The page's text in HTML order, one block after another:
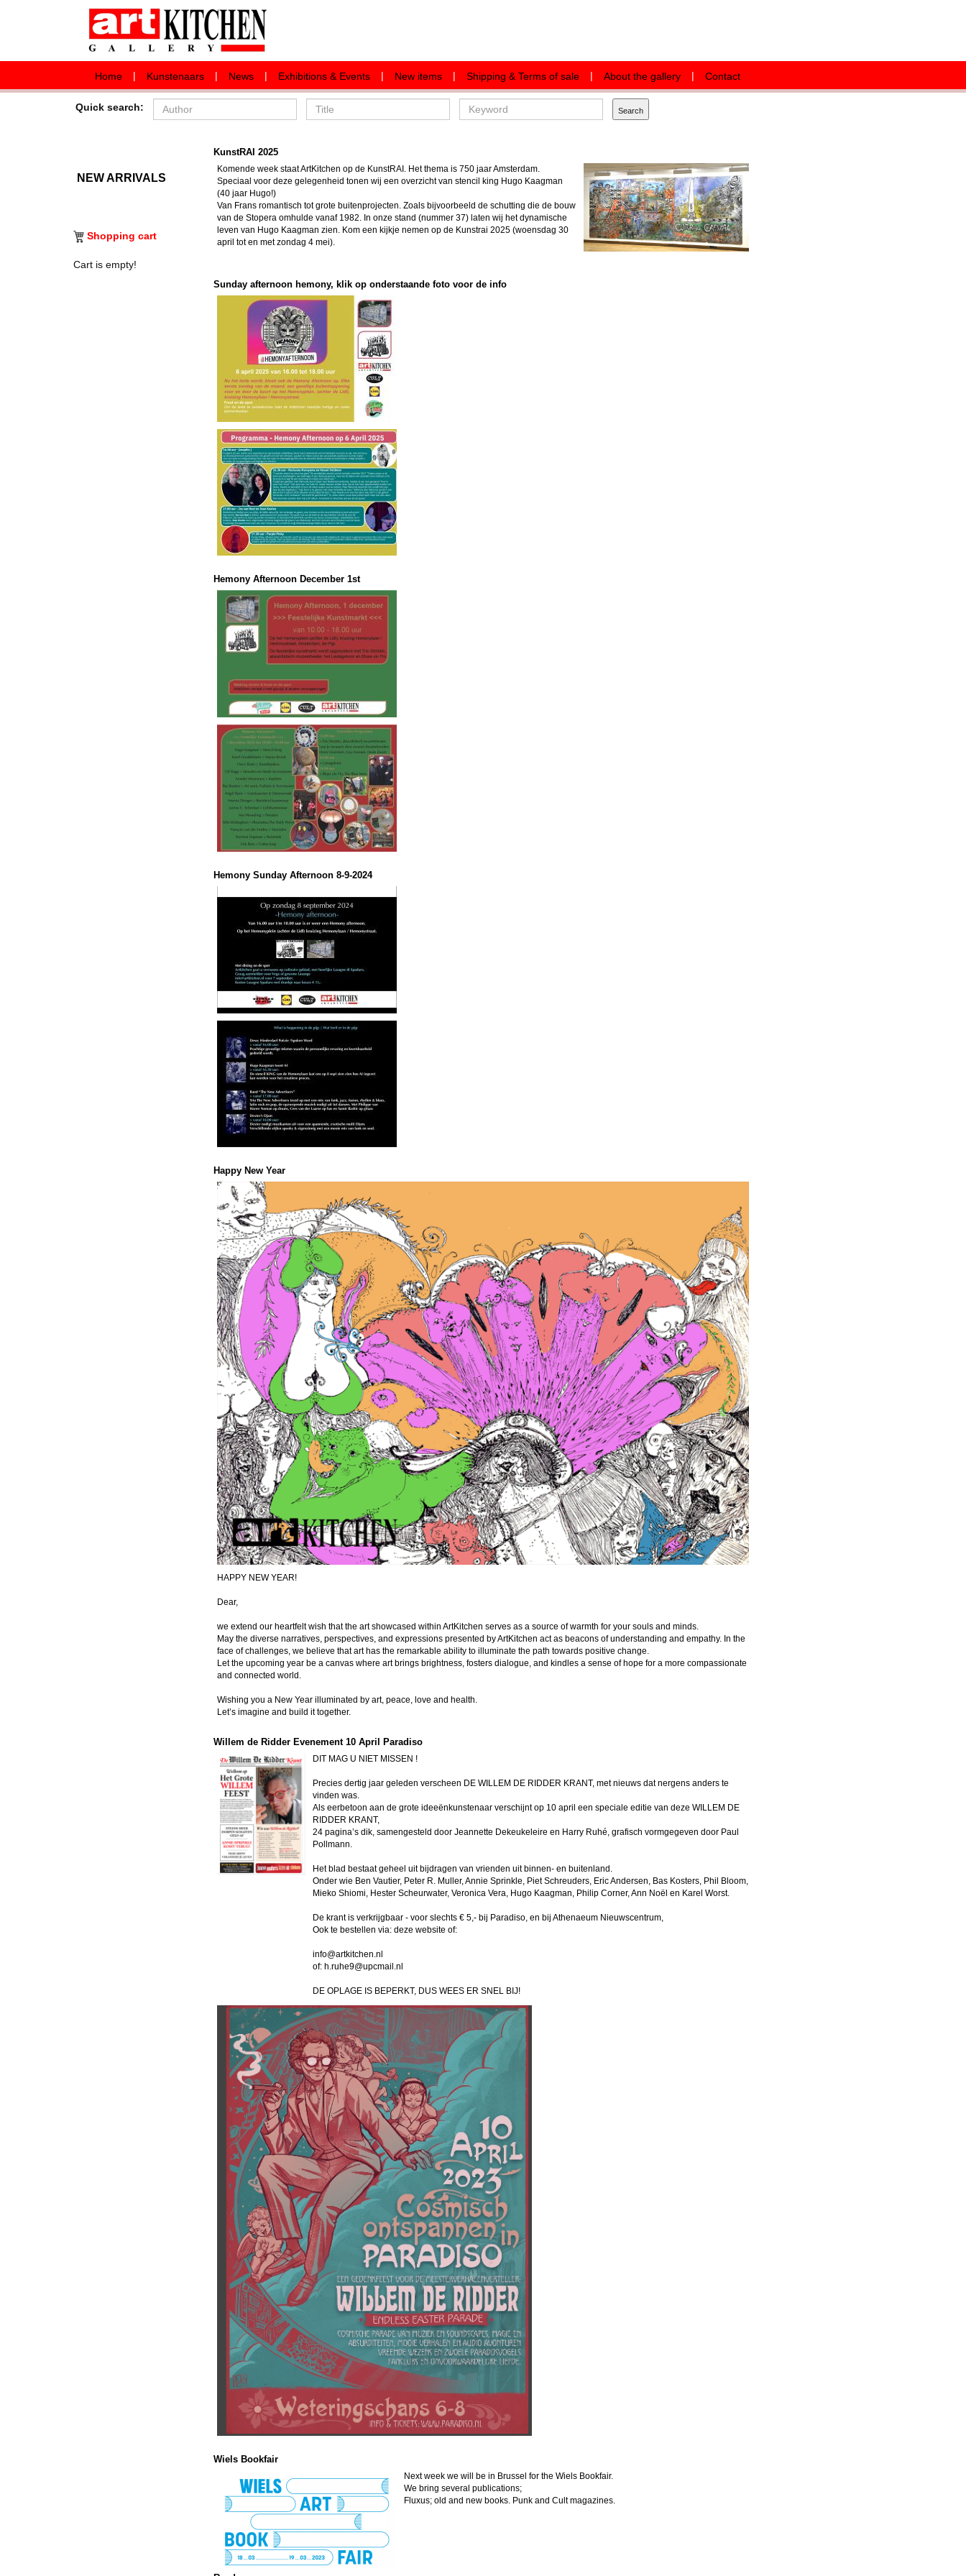
Home | Kunstenaars | News | Exhibitions & Events | New items | Shipping & Terms of sale | About the gallery | Contact
Quick search:
NEW ARRIVALS
Shopping cart
Cart is empty!
KunstRAI 2025
Komende week staat ArtKitchen op de KunstRAI. Het thema is 750 jaar Amsterdam.
Speciaal voor deze gelegenheid tonen wij een overzicht van stencil king Hugo Kaagman
(40 jaar Hugo!)
Van Frans romantisch tot grote buitenprojecten. Zoals bijvoorbeeld de schutting die de bouw
van de Stopera omhulde vanaf 1982. In onze stand (nummer 37) laten wij het dynamische
leven van Hugo Kaagman zien. Kom een kijkje nemen op de Kunstrai 2025 (woensdag 30
april tot en met zondag 4 mei).
Sunday afternoon hemony, klik op onderstaande foto voor de info
Hemony Afternoon December 1st
Hemony Sunday Afternoon 8-9-2024
Happy New Year
HAPPY NEW YEAR!
Dear,
we extend our heartfelt wish that the art showcased within ArtKitchen serves as a source of warmth for your souls and minds.
May the diverse narratives, perspectives, and expressions presented by ArtKitchen act as beacons of understanding and empathy. In the
face of challenges, we believe that art has the remarkable ability to illuminate the path towards positive change.
Let the upcoming year be a canvas where art brings brightness, fosters dialogue, and kindles a sense of hope for a more compassionate
and connected world.
Wishing you a New Year illuminated by art, peace, love and health.
Let’s imagine and build it together.
Willem de Ridder Evenement 10 April Paradiso
DIT MAG U NIET MISSEN !
Precies dertig jaar geleden verscheen DE WILLEM DE RIDDER KRANT, met nieuws dat nergens anders te
vinden was.
Als eerbetoon aan de grote ideeënkunstenaar verschijnt op 10 april een speciale editie van deze WILLEM DE
RIDDER KRANT,
24 pagina’s dik, samengesteld door Jeannette Dekeukeleire en Harry Ruhé, grafisch vormgegeven door Paul
Pollmann.
Het blad bestaat geheel uit bijdragen van vrienden uit binnen- en buitenland.
Onder wie Ben Vautier, Peter R. Muller, Annie Sprinkle, Piet Schreuders, Eric Andersen, Bas Kosters, Phil Bloom,
Mieko Shiomi, Hester Scheurwater, Veronica Vera, Hugo Kaagman, Philip Corner, Ann Noël en Karel Worst.
De krant is verkrijgbaar - voor slechts € 5,- bij Paradiso, en bij Athenaeum Nieuwscentrum,
Ook te bestellen via: deze website of:
info@artkitchen.nl
of: h.ruhe9@upcmail.nl
DE OPLAGE IS BEPERKT, DUS WEES ER SNEL BIJ!
Wiels Bookfair
Next week we will be in Brussel for the Wiels Bookfair.
We bring several publications;
Fluxus; old and new books. Punk and Cult magazines.